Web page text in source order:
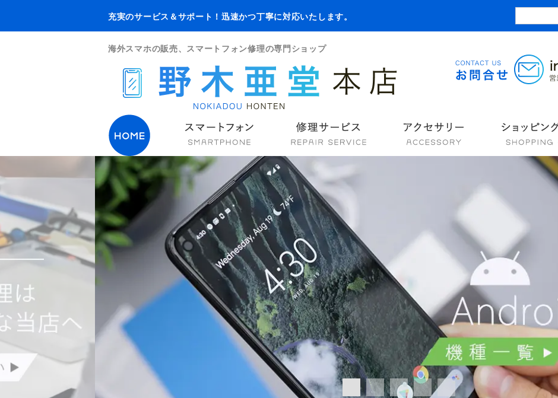
充実のサービス＆サポート！迅速かつ丁寧に対応いたします。
海外スマホの販売、スマートフォン修理の専門ショップ